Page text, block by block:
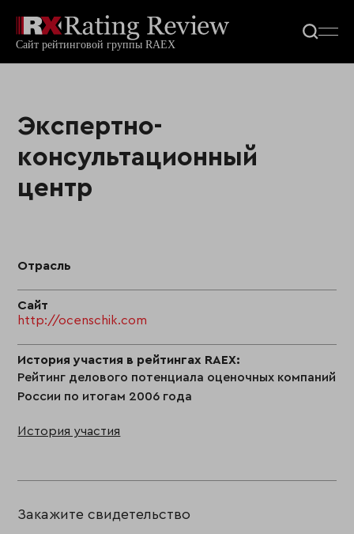
Экспертно-
консультационный
центр
Отрасль
Сайт
http://ocenschik.com
История участия в рейтингах RAEX:
Рейтинг делового потенциала оценочных компаний
России по итогам 2006 года
История участия
Закажите свидетельство